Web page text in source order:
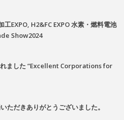
EXPO, H2&FC EXPO 水素・燃料電池
Show2024
ました “Excellent Corporations for
ただきありがとうございました。